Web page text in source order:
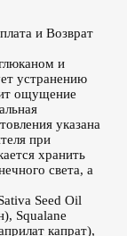
и Возврат
и
устранению
ощущение
указана
при
хранить
света, а
Seed Oil
Squalane
капрат),